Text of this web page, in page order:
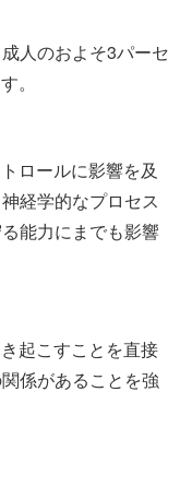
人のおよそ3パーセ
。
ロールに影響を及
経学的なプロセス
能力にまでも影響
起こすことを直接
係があることを強